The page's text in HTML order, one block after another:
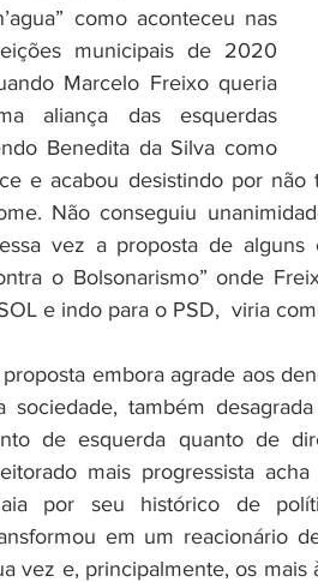
municipais de 2020
Marcelo Freixo queria
aliança das esquerdas
Benedita da Silva como
e acabou desistindo por
Não conseguiu
vez a proposta de alguns
o Bolsonarismo” onde
e indo para o PSD,  viria
embora agrade aos
sociedade, também
de esquerda quanto de
mais progressista
por seu histórico de
em um reacionário
vez e, principalmente, os